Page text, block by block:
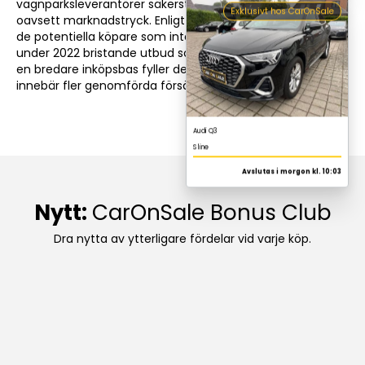
vagnparksleverantörer säkerställer ett stabilt lager
oavsett marknadstryck. Enligt DAT angav 23 procent av
de potentiella köpare som inte genomförde något köp
under 2022 bristande utbud som orsak. Återförsäljare med
en bredare inköpsbas fyller denna lucka. Ett större lager
innebär fler genomförda försäljningar.
Nytt: CarOnSale Bonus Club
Dra nytta av ytterligare fördelar vid varje köp.